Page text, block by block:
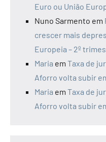
Euro ou União
Nuno Sarmento em
crescer mais
Europeia – 2º
Maria em Taxa de
Aforro volta subir
Maria em Taxa de
Aforro volta subir